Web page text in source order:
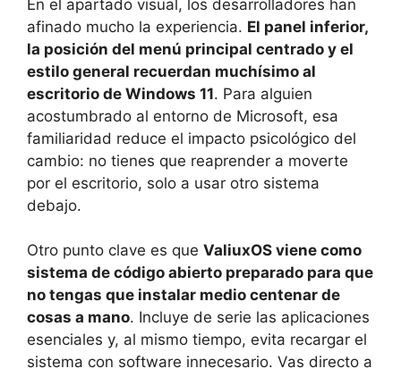
En el apartado visual, los desarrolladores han
afinado mucho la experiencia. El panel inferior,
la posición del menú principal centrado y el
estilo general recuerdan muchísimo al
escritorio de Windows 11. Para alguien
acostumbrado al entorno de Microsoft, esa
familiaridad reduce el impacto psicológico del
cambio: no tienes que reaprender a moverte
por el escritorio, solo a usar otro sistema
debajo.
Otro punto clave es que ValiuxOS viene como
sistema de código abierto preparado para que
no tengas que instalar medio centenar de
cosas a mano. Incluye de serie las aplicaciones
esenciales y, al mismo tiempo, evita recargar el
sistema con software innecesario. Vas directo a